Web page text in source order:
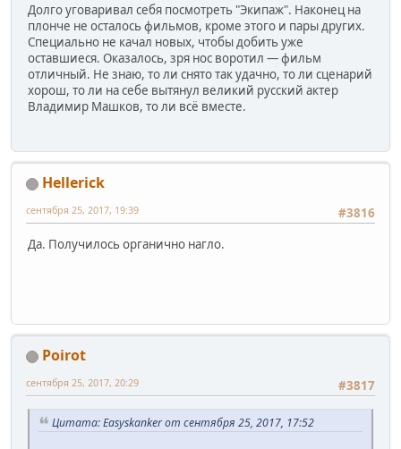
Долго уговаривал себя посмотреть "Экипаж". Наконец на
плонче не осталось фильмов, кроме этого и пары других.
Специально не качал новых, чтобы добить уже
оставшиеся. Оказалось, зря нос воротил — фильм
отличный. Не знаю, то ли снято так удачно, то ли сценарий
хорош, то ли на себе вытянул великий русский актер
Владимир Машков, то ли всё вместе.
Hellerick
#3816
сентября 25, 2017, 19:39
Да. Получилось органично нагло.
Poirot
#3817
сентября 25, 2017, 20:29
Цитата: Easyskanker от сентября 25, 2017, 17:52